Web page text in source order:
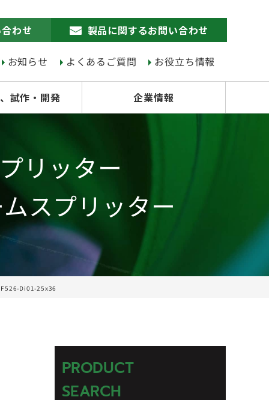
わせ 製品に関するお問い合わせ
お知らせ よくあるご質問 お役立ち情報
試作・開発 企業情報
リッター
スプリッター
Di01-25x36
PRODUCT
SEARCH